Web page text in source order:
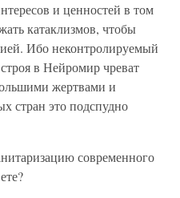
и ценностей в том
катаклизмов, чтобы
Ибо неконтролируемый
в Нейромир чреват
жертвами и
стран это подспудно
современного